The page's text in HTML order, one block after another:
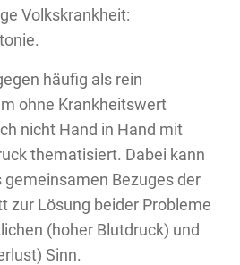
Volkskrankheit:
häufig als rein
ohne Krankheitswert
nicht Hand in Hand mit
thematisiert. Dabei kann
Bezuges der
zur Lösung beider Probleme
(hoher Blutdruck) und
Sinn.